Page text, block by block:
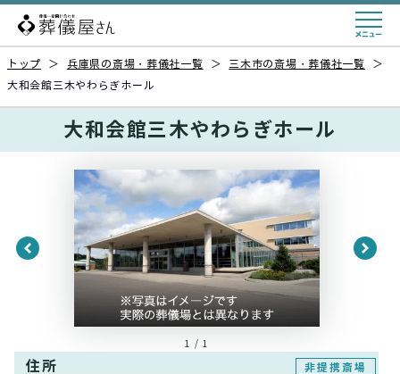
トップ ＞ 兵庫県の斎場・葬儀社一覧 ＞ 三木市の斎場・葬儀社一覧
＞
大和会館三木やわらぎホール
大和会館三木やわらぎホール
1 / 1
住所 非提携斎場